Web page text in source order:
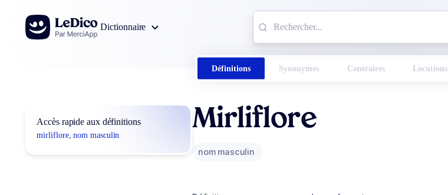
Aller au contenu
Dictionnaire
Définitions Synonymes Contraires Locutions
Accès rapide aux définitions
mirliflore, nom masculin
Mirliflore
nom masculin